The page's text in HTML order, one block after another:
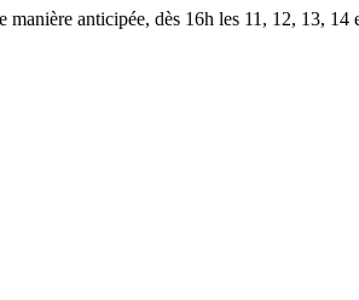
manière anticipée, dès 16h les 11, 12, 13, 14